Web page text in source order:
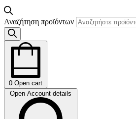
Αναζήτηση προϊόντων
0 Open cart
Open Account details